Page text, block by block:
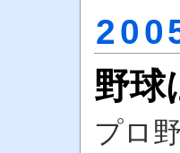
野球
プロ